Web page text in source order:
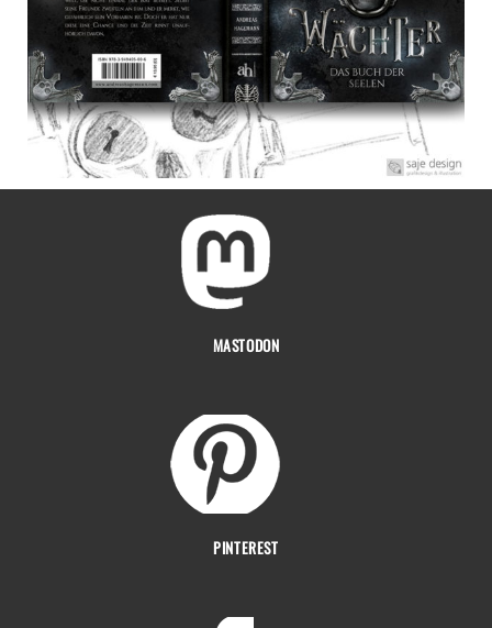
MASTODON
PINTEREST